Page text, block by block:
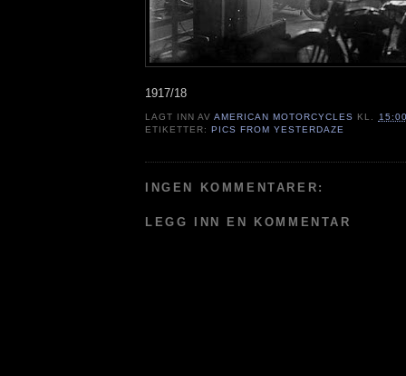
1917/18
LAGT INN AVAMERICAN MOTORCYCLES KL.
ETIKETTER: PICS FROM YESTERDAZE
INGEN KOMMENTARER:
LEGG INN EN KOMMENTAR